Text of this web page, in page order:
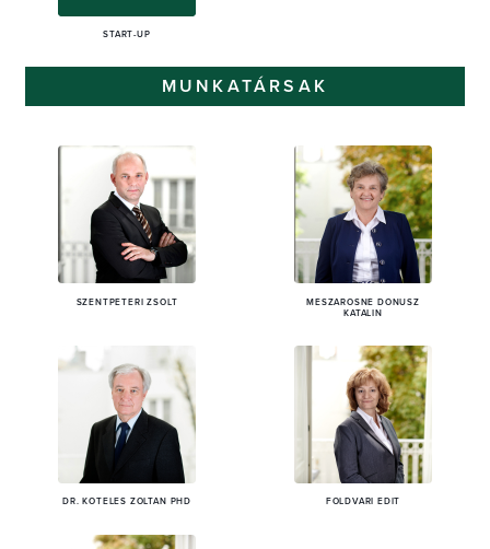
START-UP
MUNKATÁRSAK
SZENTPÉTERI ZSOLT
MÉSZÁROSNÉ DÓNUSZ
KATALIN
DR. KÖTELES ZOLTÁN PHD FÖLDVÁRI EDIT